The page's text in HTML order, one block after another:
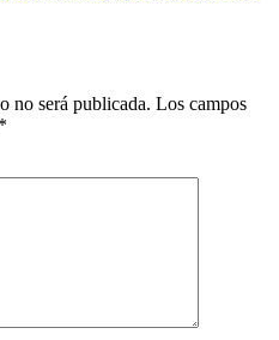
no será publicada. Los campos
*